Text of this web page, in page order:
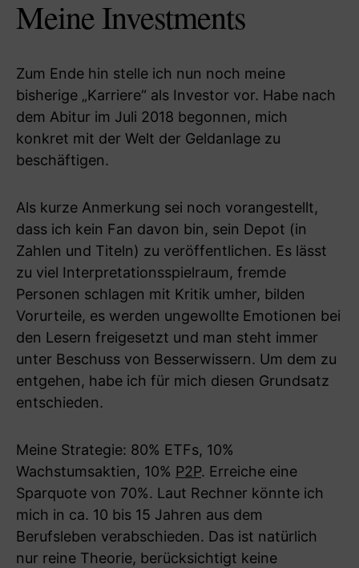
Meine Investments
Zum Ende hin stelle ich nun noch meine
bisherige „Karriere“ als Investor vor. Habe nach
dem Abitur im Juli 2018 begonnen, mich
konkret mit der Welt der Geldanlage zu
beschäftigen.
Als kurze Anmerkung sei noch vorangestellt,
dass ich kein Fan davon bin, sein Depot (in
Zahlen und Titeln) zu veröffentlichen. Es lässt
zu viel Interpretationsspielraum, fremde
Personen schlagen mit Kritik umher, bilden
Vorurteile, es werden ungewollte Emotionen bei
den Lesern freigesetzt und man steht immer
unter Beschuss von Besserwissern. Um dem zu
entgehen, habe ich für mich diesen Grundsatz
entschieden.
Meine Strategie: 80% ETFs, 10%
Wachstumsaktien, 10% P2P. Erreiche eine
Sparquote von 70%. Laut Rechner könnte ich
mich in ca. 10 bis 15 Jahren aus dem
Berufsleben verabschieden. Das ist natürlich
nur reine Theorie, berücksichtigt keine